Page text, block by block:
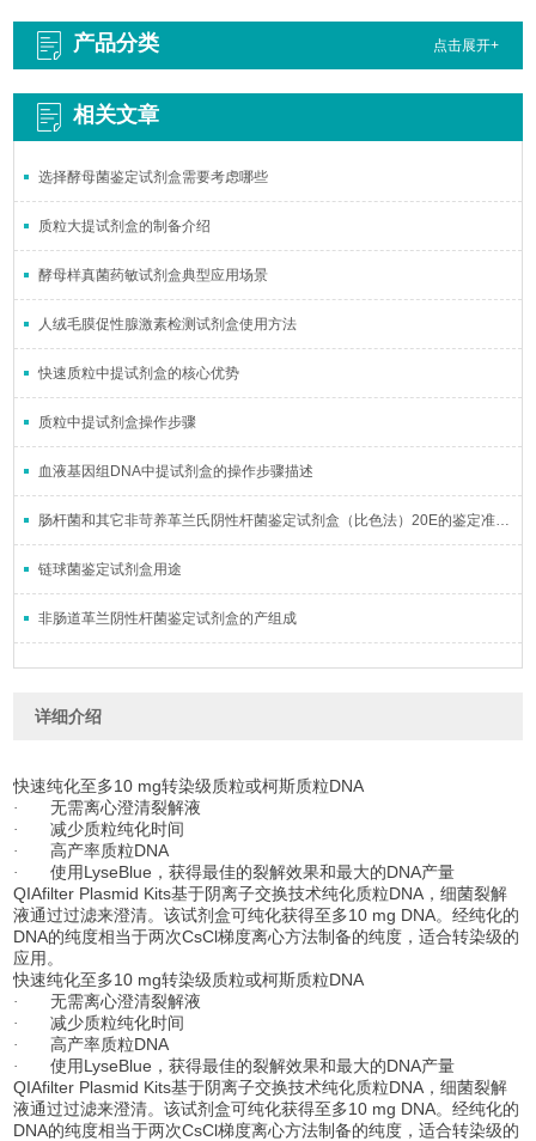
产品分类 点击展开+
相关文章
选择酵母菌鉴定试剂盒需要考虑哪些
质粒大提试剂盒的制备介绍
酵母样真菌药敏试剂盒典型应用场景
人绒毛膜促性腺激素检测试剂盒使用方法
快速质粒中提试剂盒的核心优势
质粒中提试剂盒操作步骤
血液基因组DNA中提试剂盒的操作步骤描述
链球菌鉴定试剂盒用途
非肠道革兰阴性杆菌鉴定试剂盒的产组成
详细介绍
快速纯化至多10 mg转染级质粒或柯斯质粒DNA
·
无需离心澄清裂解液
·
减少质粒纯化时间
·
高产率质粒DNA
· 使用 LyseBlue ，获得最佳的裂解效果和最大的DNA产量
QIAfilter Plasmid Kits基于阴离子交换技术纯化质粒DNA ，细菌裂解
液通过过滤来澄清。该试剂盒可纯化获得至多10 mg DNA。经纯化的
DNA的纯度相当于两次CsCl梯度离心方法制备的纯度，适合转染级的
应用。
快速纯化至多10 mg转染级质粒或柯斯质粒DNA
·
无需离心澄清裂解液
·
减少质粒纯化时间
·
高产率质粒DNA
· 使用 LyseBlue ，获得最佳的裂解效果和最大的DNA产量
QIAfilter Plasmid Kits基于阴离子交换技术纯化质粒DNA ，细菌裂解
液通过过滤来澄清。该试剂盒可纯化获得至多10 mg DNA。经纯化的
DNA的纯度相当于两次CsCl梯度离心方法制备的纯度，适合转染级的